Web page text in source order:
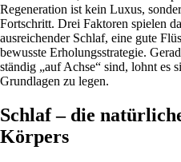
Regeneration ist kein Luxus,
Fortschritt. Drei Faktoren spielen
ausreichender Schlaf, eine gute
bewusste Erholungsstrategie.
ständig „auf Achse“ sind, lohnt es
Grundlagen zu legen.
Schlaf – die
Körpers